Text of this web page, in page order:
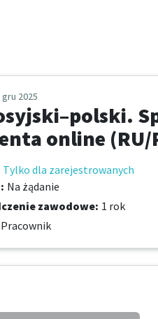
gru 2025
online (RU/
Tylko dla zarejestrowanych
: Na żądanie
zawodowe: 1 rok
Pracownik